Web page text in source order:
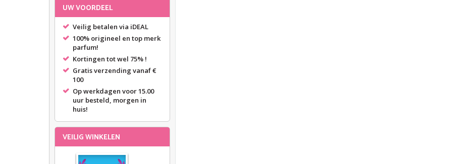
Guy Laroche
Banana Republic
James Bond 007
Lancome
Mercedes Benz
Michael Kors
Missoni
Ralph Lauren
Boucheron
Bruno Banani
Burberry
Bvlgari
Carolina Herrera
UW VOORDEEL
Veilig betalen via iDEAL
100% origineel en top merk
parfum!
Kortingen tot wel 75% !
Gratis verzending vanaf €
100
Op werkdagen voor 15.00
uur besteld, morgen in
huis!
VEILIG WINKELEN